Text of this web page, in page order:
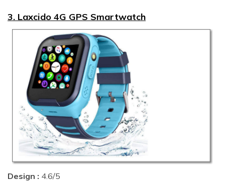
3. Laxcido 4G GPS Smartwatch
Design : 4.6/5